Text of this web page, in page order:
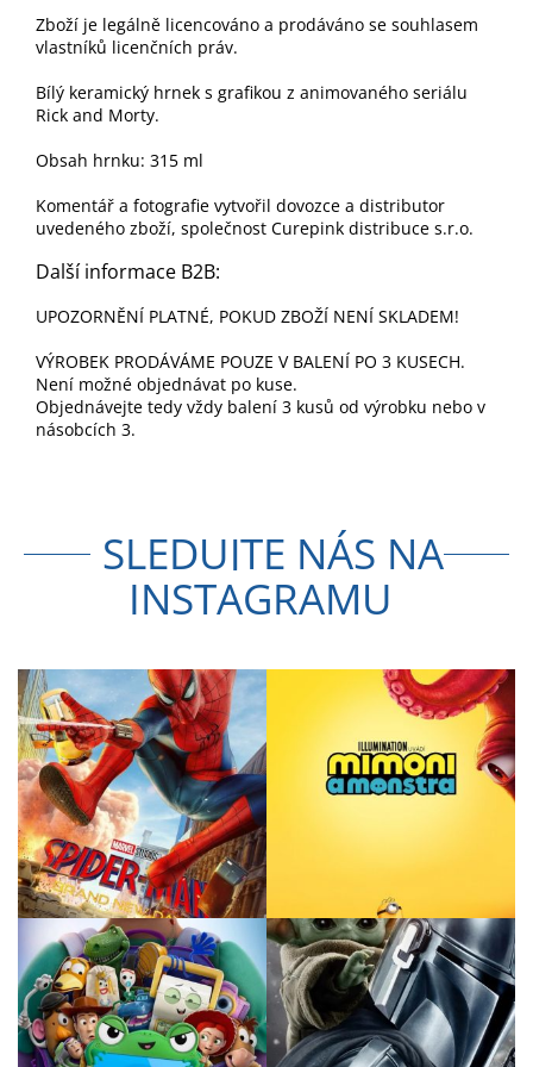
Zboží je legálně licencováno a prodáváno se souhlasem
vlastníků licenčních práv.
Bílý keramický hrnek s grafikou z animovaného seriálu
Rick and Morty.
Obsah hrnku: 315 ml
Komentář a fotografie vytvořil dovozce a distributor
uvedeného zboží, společnost Curepink distribuce s.r.o.
Další informace B2B:
UPOZORNĚNÍ PLATNÉ, POKUD ZBOŽÍ NENÍ SKLADEM!
VÝROBEK PRODÁVÁME POUZE V BALENÍ PO 3 KUSECH.
Není možné objednávat po kuse.
Objednávejte tedy vždy balení 3 kusů od výrobku nebo v
násobcích 3.
SLEDUJTE NÁS NA
INSTAGRAMU